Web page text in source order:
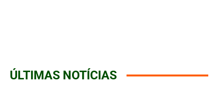
ÚLTIMAS NOTÍCIAS